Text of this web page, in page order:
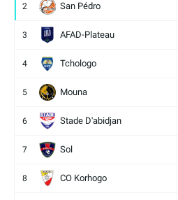
2 San Pédro
3 AFAD-Plateau
4 Tchologo
5 Mouna
6 Stade D'abidjan
7 Sol
8 CO Korhogo